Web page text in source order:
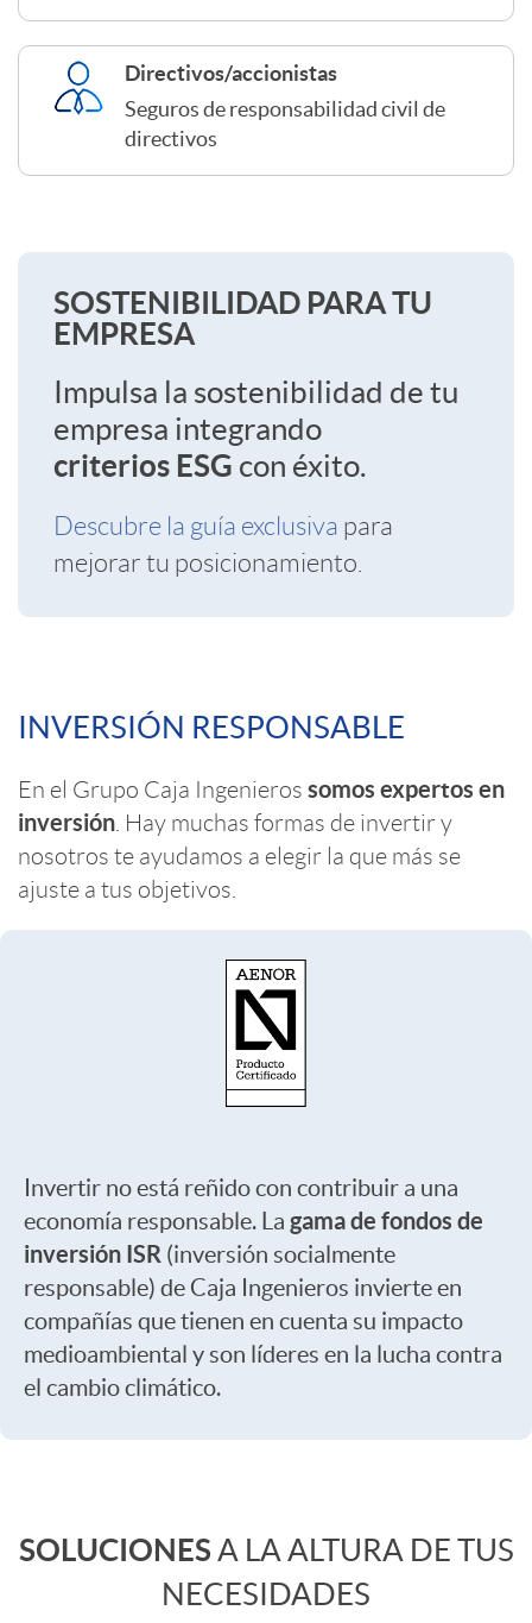
o
m
s
Directivos/accionistas
Seguros de responsabilidad civil de
directivos
e
i
b
i
a
d
p
a
r
SOSTENIBILIDAD PARA TU
EMPRESA
Impulsa la sostenibilidad de tu
empresa integrando
criterios ESG con éxito.
Descubre la guía exclusiva para
mejorar tu posicionamiento.
o
n
t
d
o
i
n
v
INVERSIÓN RESPONSABLE
En el Grupo Caja Ingenieros somos expertos en
inversión . Hay muchas formas de invertir y
nosotros te ayudamos a elegir la que más se
ajuste a tus objetivos.
Invertir no está reñido con contribuir a una
economía responsable. La gama de fondos de
inversión ISR (inversión socialmente
responsable) de Caja Ingenieros invierte en
compañías que tienen en cuenta su impacto
medioambiental y son líderes en la lucha contra
el cambio climático.
SOLUCIONESA LA ALTURA DE TUS
NECESIDADES